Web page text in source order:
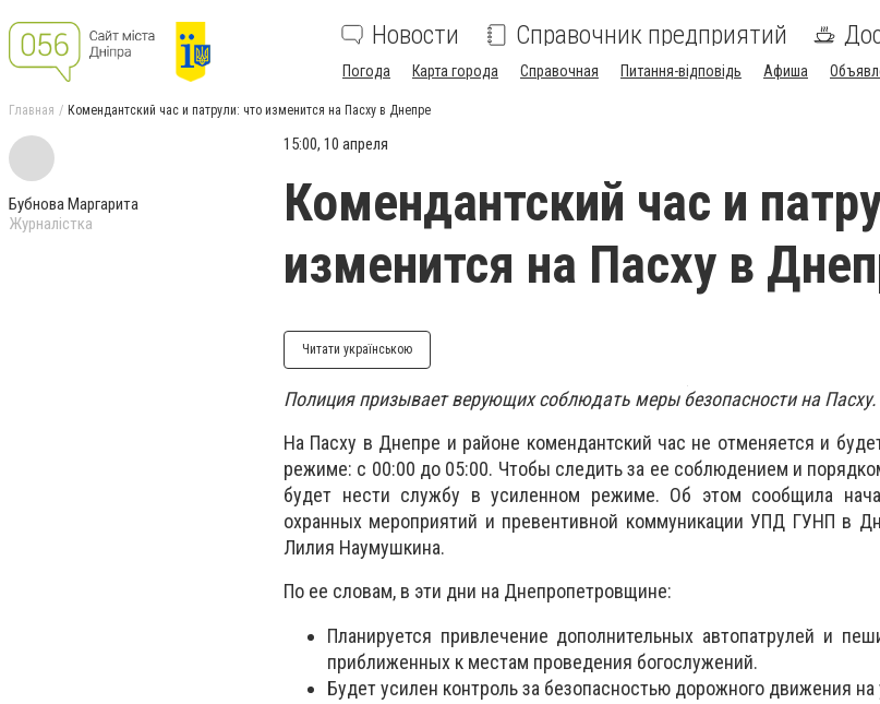
Новости Справочник предприятий
Погода Карта города Справочная Питання-відповідь Афиша
Главная Комендантский час и патрули: что изменится на Пасху в Днепре
Бубнова Маргарита
Журналістка
15:00, 10 апреля
Комендантский час и
изменится на Пасху в
Читати українською
Полиция призывает верующих соблюдать меры безопасности на Пасху.
На Пасху в Днепре и районе комендантский час не отменяется и
режиме: с 00:00 до 05:00. Чтобы следить за ее соблюдением и
будет нести службу в усиленном режиме. Об этом сообщила
охранных мероприятий и превентивной коммуникации УПД ГУНП в
Лилия Наумушкина.
По ее словам, в эти дни на Днепропетровщине:
Планируется привлечение дополнительных автопатрулей и
приближенных к местам проведения богослужений.
Будет усилен контроль за безопасностью дорожного движения на